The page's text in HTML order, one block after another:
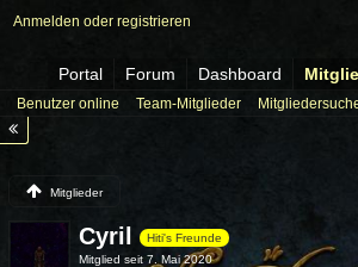
Anmelden oder registrieren
Portal Forum Dashboard
Benutzer online Team-Mitglieder
Mitglieder
Cyril
Hiti's Freunde
Mitglied seit 7. Mai 2020